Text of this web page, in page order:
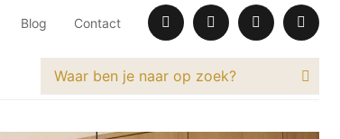
Blog Contact